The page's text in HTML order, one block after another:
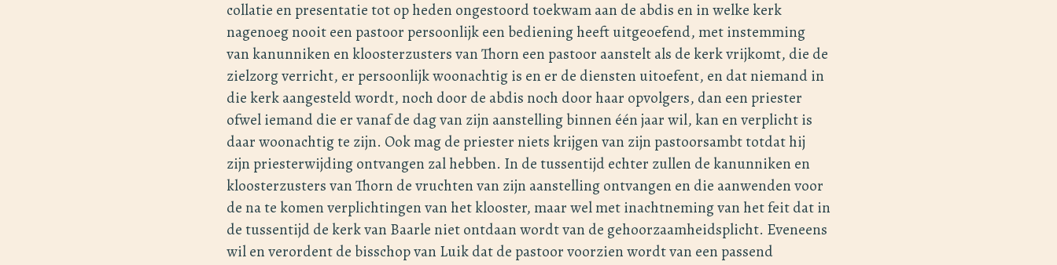
collatie en presentatie tot op heden ongestoord toekwam aan de abdis en in welke kerk
nagenoeg nooit een pastoor persoonlijk een bediening heeft uitgeoefend, met instemming
van kanunniken en kloosterzusters van Thorn een pastoor aanstelt als de kerk vrijkomt, die de
zielzorg verricht, er persoonlijk woonachtig is en er de diensten uitoefent, en dat niemand in
die kerk aangesteld wordt, noch door de abdis noch door haar opvolgers, dan een priester
ofwel iemand die er vanaf de dag van zijn aanstelling binnen één jaar wil, kan en verplicht is
daar woonachtig te zijn. Ook mag de priester niets krijgen van zijn pastoorsambt totdat hij
zijn priesterwijding ontvangen zal hebben. In de tussentijd echter zullen de kanunniken en
kloosterzusters van Thorn de vruchten van zijn aanstelling ontvangen en die aanwenden voor
de na te komen verplichtingen van het klooster, maar wel met inachtneming van het feit dat in
de tussentijd de kerk van Baarle niet ontdaan wordt van de gehoorzaamheidsplicht. Eveneens
wil en verordent de bisschop van Luik dat de pastoor voorzien wordt van een passend